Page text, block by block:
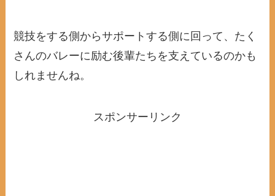
競技をする側からサポートする側に回って、たく
さんのバレーに励む後輩たちを支えているのかも
しれませんね。
スポンサーリンク